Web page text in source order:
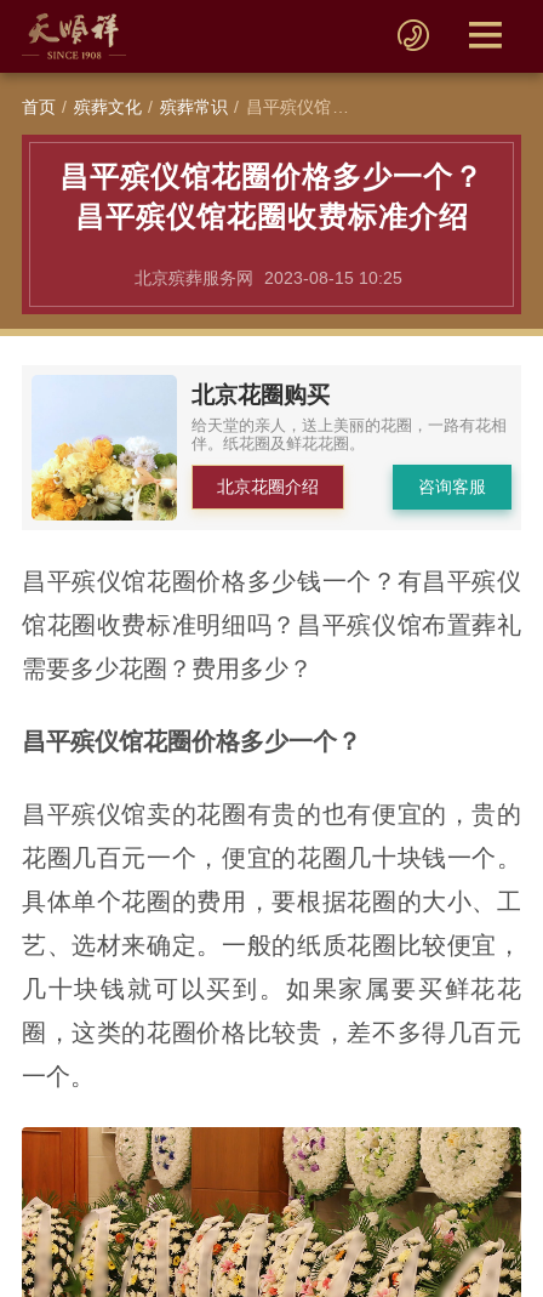
首页 殡葬文化 殡葬常识 昌平殡仪馆花圈价格多少一个？昌平殡仪馆花圈收费标准介绍
昌平殡仪馆花圈价格多少一个？
昌平殡仪馆花圈收费标准介绍
北京殡葬服务网 2023-08-15 10:25
北京花圈购买
给天堂的亲人，送上美丽的花圈，一路有花相
伴。纸花圈及鲜花花圈。
北京花圈介绍 咨询客服
昌平殡仪馆花圈价格多少钱一个？有昌平殡仪
馆花圈收费标准明细吗？昌平殡仪馆布置葬礼
需要多少花圈？费用多少？
昌平殡仪馆花圈价格多少一个？
昌平殡仪馆卖的花圈有贵的也有便宜的，贵的
花圈几百元一个，便宜的花圈几十块钱一个。
具体单个花圈的费用，要根据花圈的大小、工
艺、选材来确定。一般的纸质花圈比较便宜，
几十块钱就可以买到。如果家属要买鲜花花
圈，这类的花圈价格比较贵，差不多得几百元
一个。